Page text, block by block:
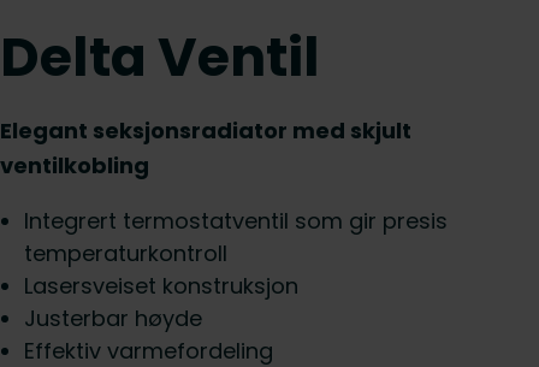
Delta Ventil
Elegant seksjonsradiator med skjult
ventilkobling
Integrert termostatventil som gir presis
temperaturkontroll
Lasersveiset konstruksjon
Justerbar høyde
Effektiv varmefordeling